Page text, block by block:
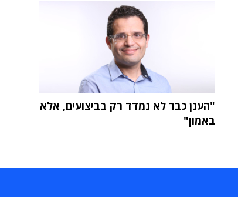
"הענן כבר לא נמדד רק בביצועים, אלא
באמון"